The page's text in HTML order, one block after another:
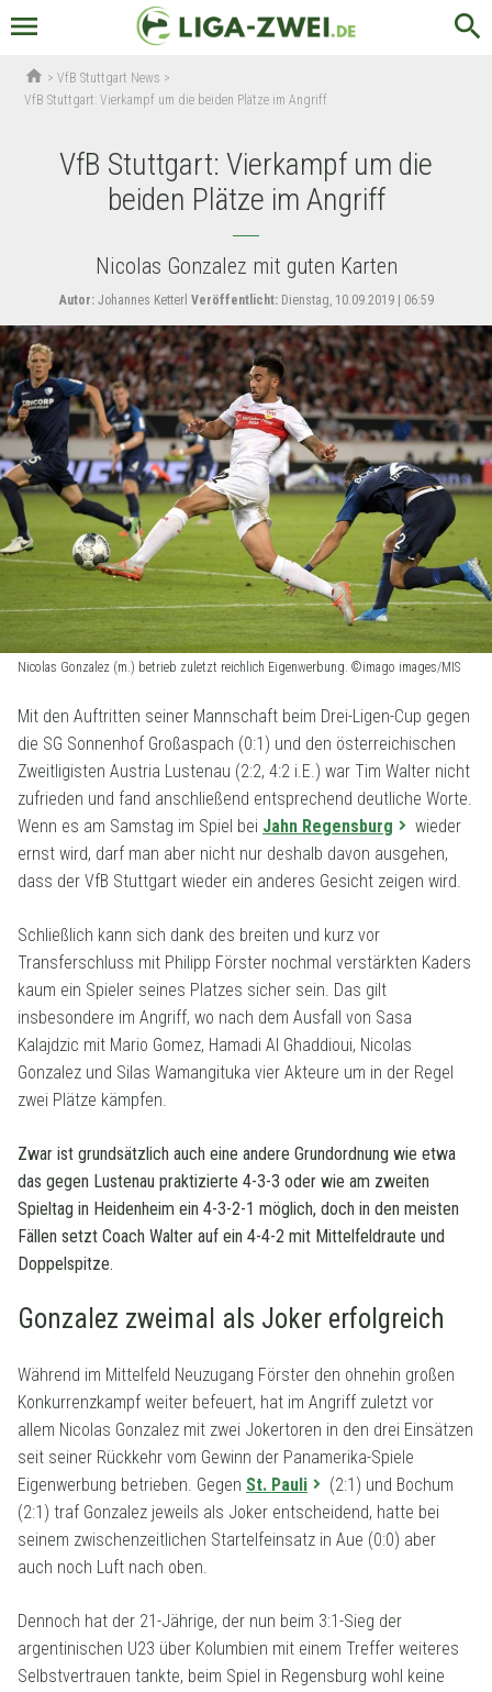
menu search
home >VfB Stuttgart News >
VfB Stuttgart: Vierkampf um die beiden Plätze im Angriff
VfB Stuttgart: Vierkampf um die
beiden Plätze im Angriff
Nicolas Gonzalez mit guten Karten
Autor:Johannes Ketterl Veröffentlicht:Dienstag, 10.09.2019 | 06:59
Nicolas Gonzalez (m.) betrieb zuletzt reichlich Eigenwerbung. ©imago images/MIS
Mit den Auftritten seiner Mannschaft beim Drei-Ligen-Cup gegen
die SG Sonnenhof Großaspach (0:1) und den österreichischen
Zweitligisten Austria Lustenau (2:2, 4:2 i.E.) war Tim Walter nicht
zufrieden und fand anschließend entsprechend deutliche Worte.
Wenn es am Samstag im Spiel bei Jahn Regensburg
wieder
ernst wird, darf man aber nicht nur deshalb davon ausgehen,
dass der VfB Stuttgart wieder ein anderes Gesicht zeigen wird.
Schließlich kann sich dank des breiten und kurz vor
Transferschluss mit Philipp Förster nochmal verstärkten Kaders
kaum ein Spieler seines Platzes sicher sein. Das gilt
insbesondere im Angriff, wo nach dem Ausfall von Sasa
Kalajdzic mit Mario Gomez, Hamadi Al Ghaddioui, Nicolas
Gonzalez und Silas Wamangituka vier Akteure um in der Regel
zwei Plätze kämpfen.
Zwar ist grundsätzlich auch eine andere Grundordnung wie etwa
das gegen Lustenau praktizierte 4-3-3 oder wie am zweiten
Spieltag in Heidenheim ein 4-3-2-1 möglich, doch in den meisten
Fällen setzt Coach Walter auf ein 4-4-2 mit Mittelfeldraute und
Doppelspitze.
Gonzalez zweimal als Joker erfolgreich
Während im Mittelfeld Neuzugang Förster den ohnehin großen
Konkurrenzkampf weiter befeuert, hat im Angriff zuletzt vor
allem Nicolas Gonzalez mit zwei Jokertoren in den drei Einsätzen
seit seiner Rückkehr vom Gewinn der Panamerika-Spiele
Eigenwerbung betrieben. Gegen St. Pauli
(2:1) und Bochum
(2:1) traf Gonzalez jeweils als Joker entscheidend, hatte bei
seinem zwischenzeitlichen Startelfeinsatz in Aue (0:0) aber
auch noch Luft nach oben.
Dennoch hat der 21-Jährige, der nun beim 3:1-Sieg der
argentinischen U23 über Kolumbien mit einem Treffer weiteres
Selbstvertrauen tankte, beim Spiel in Regensburg wohl keine